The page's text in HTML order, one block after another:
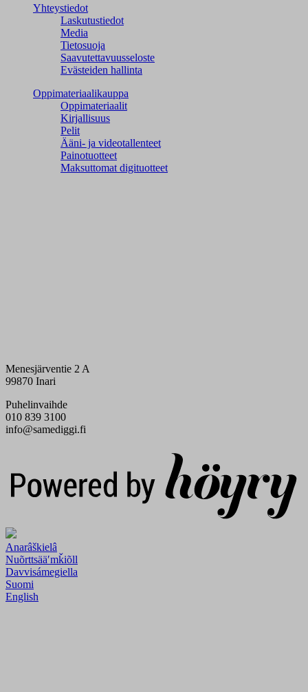
Yhteystiedot
Laskutustiedot
Media
Tietosuoja
Saavutettavuusseloste
Evästeiden hallinta
Oppimateriaalikauppa
Oppimateriaalit
Kirjallisuus
Pelit
Ääni- ja videotallenteet
Painotuotteet
Maksuttomat digituotteet
Menesjärventie 2 A
99870 Inari
Puhelinvaihde
010 839 3100
info@samediggi.fi
Anarâškielâ
Nuõrttsääʹmǩiõll
Davvisámegiella
Suomi
English